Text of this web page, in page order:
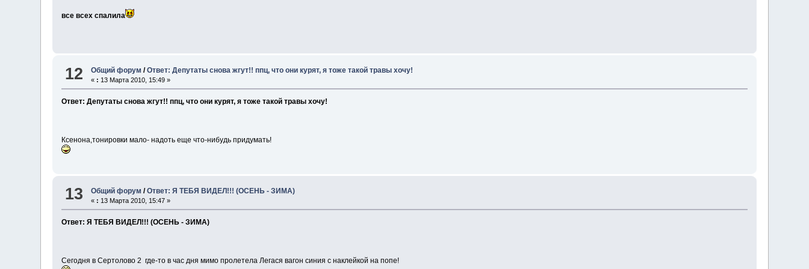
все всех спалила
12 Общий форум /Ответ: Депутаты снова жгут!! ппц, что они курят, я тоже такой травы хочу!
« : 13 Марта 2010, 15:49 »
Ответ: Депутаты снова жгут!! ппц, что они курят, я тоже такой травы хочу!
Ксенона,тонировки мало- надоть еще что-нибудь придумать!
13 Общий форум /Ответ: Я ТЕБЯ ВИДЕЛ!!! (ОСЕНЬ - ЗИМА)
« : 13 Марта 2010, 15:47 »
Ответ: Я ТЕБЯ ВИДЕЛ!!! (ОСЕНЬ - ЗИМА)
Сегодня в Сертолово 2 где-то в час дня мимо пролетела Легася вагон синия с наклейкой на попе!